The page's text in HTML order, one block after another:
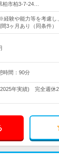
柏市柏3-7-24…
経験や能力等を考慮し
3ヶ月あり（同条件）
時間：90分
年実績) 完全週休